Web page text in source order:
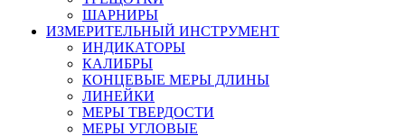
ШАРНИРЫ
ИЗМЕРИТЕЛЬНЫЙ ИНСТРУМЕНТ
ИНДИКАТОРЫ
КАЛИБРЫ
КОНЦЕВЫЕ МЕРЫ ДЛИНЫ
ЛИНЕЙКИ
МЕРЫ ТВЕРДОСТИ
МЕРЫ УГЛОВЫЕ